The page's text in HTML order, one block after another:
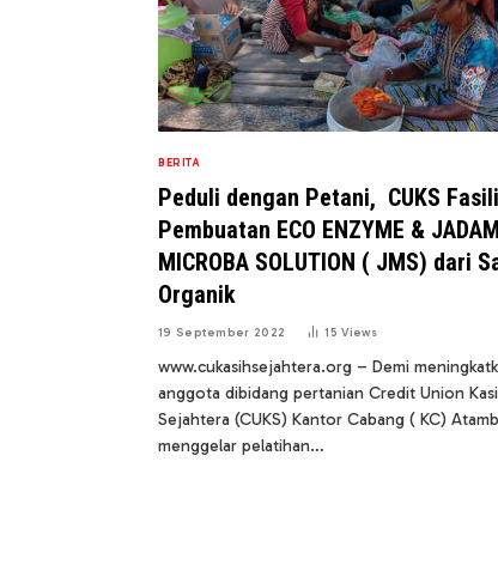
BERITA
Peduli dengan Petani, CUKS
Pembuatan ECO ENZYME & JADAM
MICROBA SOLUTION ( JMS) dari
Organik
19 September 2022 15Views
www.cukasihsejahtera.org – Demi
anggota dibidang pertanian Credit Union
Sejahtera (CUKS) Kantor Cabang ( KC)
menggelar pelatihan…